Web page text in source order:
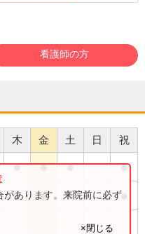
看護師の方
木 金 土 日 祝
● ● ● ●
● ● ● ●
あります。来院前に必ず
×閉じる